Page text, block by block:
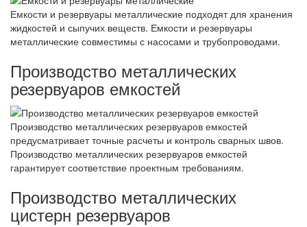
Емкости и резервуары металлические подходят для хранения
жидкостей и сыпучих веществ. Емкости и резервуары
металлические совместимы с насосами и трубопроводами.
Производство металлических
резервуаров емкостей
Производство металлических резервуаров емкостей
предусматривает точные расчеты и контроль сварных швов.
Производство металлических резервуаров емкостей
гарантирует соответствие проектным требованиям.
Производство металлических
цистерн резервуаров